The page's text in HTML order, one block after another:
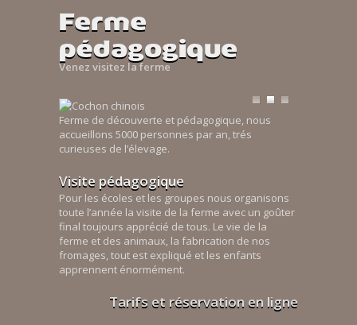
Ferme
pédagogique
Venez visitez la ferme
Ferme de découverte et pédagogique, nous
accueillons 5000 personnes par an, trés
curieuses de l’élevage.
Visite pédagogique
Pour les écoles et les groupes nous organisons
toute l’année la visite de la ferme avec un goûter
final toujours apprécié de tous. Le vie de la
ferme et des animaux, la fabrication de nos
fromages, tout est expliqué et les enfants
apprennent énormément.
Tarifs et réservation en ligne